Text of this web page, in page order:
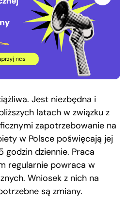
Jest niezbędna i
latach w związku z
zapotrzebowanie na
w Polsce poświęcają jej
godzin dziennie. Praca
regularnie powraca w
Wniosek z nich na
są zmiany.